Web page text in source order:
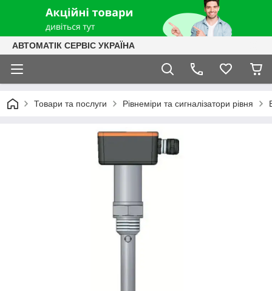
АВТОМАТІК СЕРВІС УКРАЇНА
Товари та послуги Рівнеміри та сигналізатори рівня